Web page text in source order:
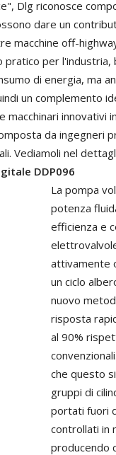
Dlg riconosce
dare un
macchine off-
pratico per l'industria,
di energia, ma
un complemento
e macchinari innovativi in
da ingegneri
Vediamoli nel
DDP096
La pompa
potenza
efficienza e
attivamente
un ciclo
nuovo
risposta
al 90%
convenzionali.
che questo
gruppi di
portati fuori
controllati in
producendo